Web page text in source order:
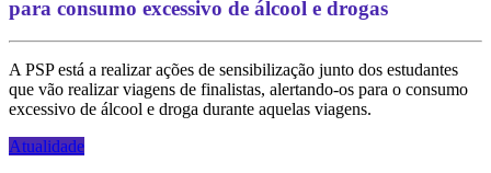
para consumo excessivo de álcool e drogas
A PSP está a realizar ações de sensibilização junto dos estudantes
que vão realizar viagens de finalistas, alertando-os para o consumo
excessivo de álcool e droga durante aquelas viagens.
Atualidade